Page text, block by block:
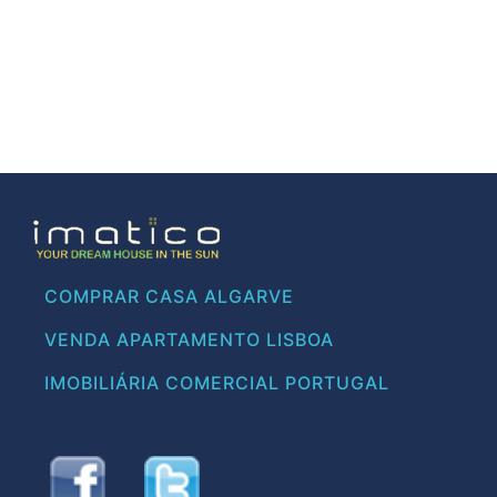
COMPRAR CASA ALGARVE
VENDA APARTAMENTO LISBOA
IMOBILIÁRIA COMERCIAL PORTUGAL